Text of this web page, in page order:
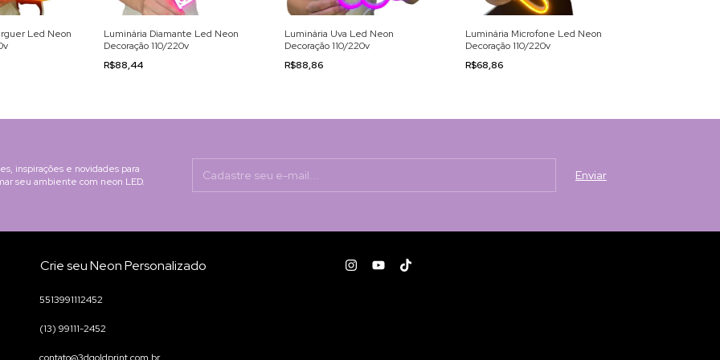
Led Neon
Luminária Diamante Led Neon
Decoração 110/220v
R$88,44
Luminária Uva Led Neon
Decoração 110/220v
R$88,86
Luminária Microfone Led Neon
Decoração 110/220v
R$68,86
inspirações e novidades para
seu ambiente com neon LED.
Crie seu Neon Personalizado
5513991112452
(13) 99111-2452